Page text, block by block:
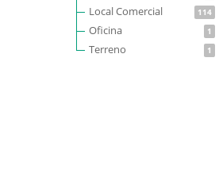
Local Comercial 114
Oficina 1
Terreno 1